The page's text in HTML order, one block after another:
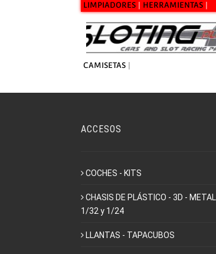
LIMPIADORES
HERRAMIENTAS
CAMISETAS
ACCESOS
COCHES - KITS
CHASIS DE PLÁSTICO - 3D - METAL
1/32 y 1/24
LLANTAS - TAPACUBOS